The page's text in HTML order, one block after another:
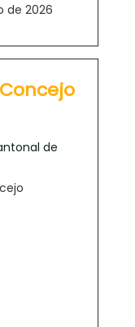
de 2026
de